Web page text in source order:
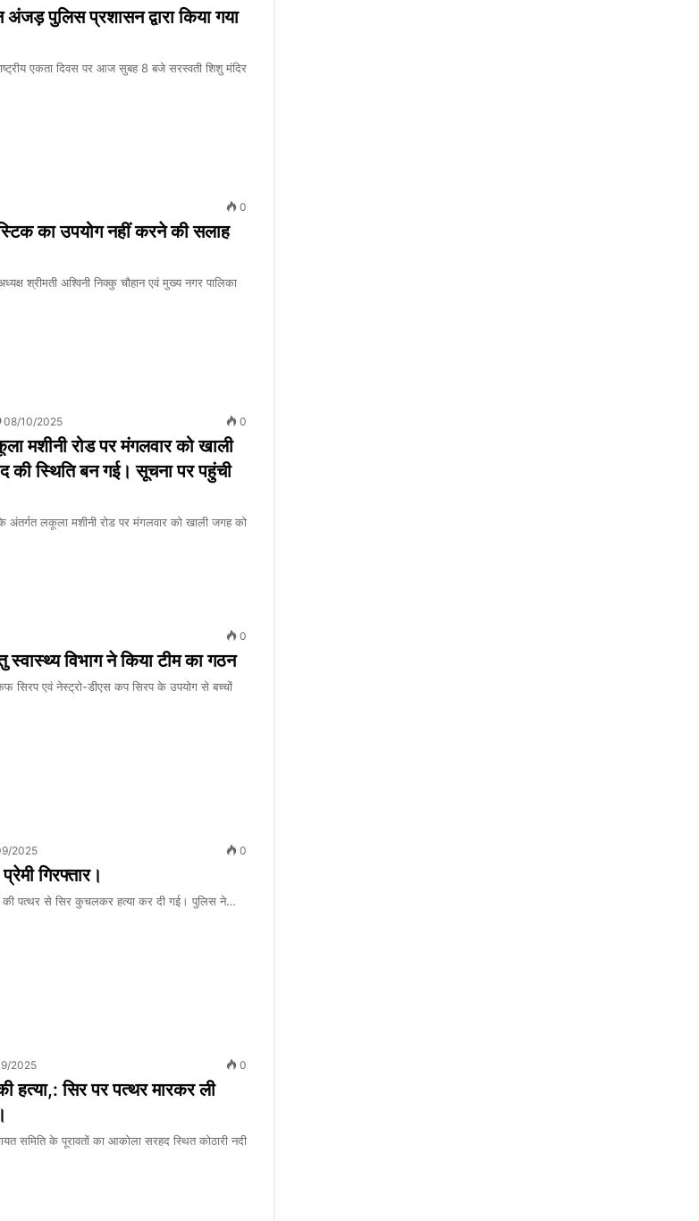
पुलिस प्रशासन द्वारा किया गया
एकता दिवस पर आज सुबह 8 बजे सरस्वती शिशु मंदिर
0
का उपयोग नहीं करने की सलाह
श्रीमती अश्विनी निक्कु चौहान एवं मुख्य नगर पालिका
08/10/2025 0
मशीनी रोड पर मंगलवार को खाली
की स्थिति बन गई। सूचना पर पहुंची
अंतर्गत लकूला मशीनी रोड पर मंगलवार को खाली जगह को
0
स्वास्थ्य विभाग ने किया टीम का गठन
सिरप एवं नेस्ट्रो-डीएस कप सिरप के उपयोग से बच्चों
2025 0
गिरफ्तार।
की पत्थर से सिर कुचलकर हत्या कर दी गई। पुलिस ने…
2025 0
हत्या,: सिर पर पत्थर मारकर ली
समिति के पूरावतों का आकोला सरहद स्थित कोठारी नदी